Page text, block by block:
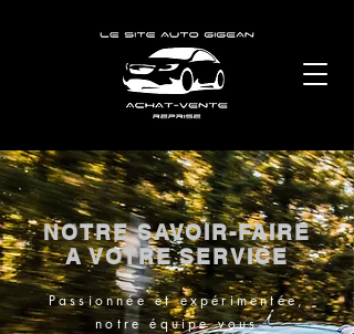
NOTRE SAVOIR-FAIRE
A VOTRE SERVICE
Passionnée et expérimentée,
notre équipe vous